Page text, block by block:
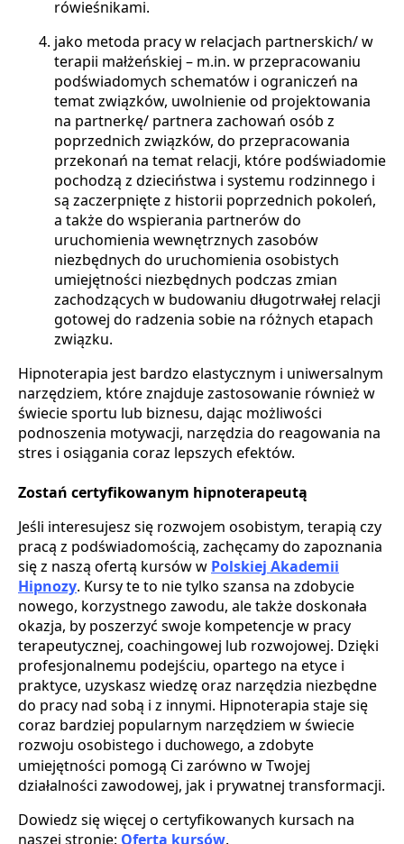
rówieśnikami.
jako metoda pracy w relacjach partnerskich/ w
terapii małżeńskiej – m.in. w przepracowaniu
podświadomych schematów i ograniczeń na
temat związków, uwolnienie od projektowania
na partnerkę/ partnera zachowań osób z
poprzednich związków, do przepracowania
przekonań na temat relacji, które podświadomie
pochodzą z dzieciństwa i systemu rodzinnego i
są zaczerpnięte z historii poprzednich pokoleń,
a także do wspierania partnerów do
uruchomienia wewnętrznych zasobów
niezbędnych do uruchomienia osobistych
umiejętności niezbędnych podczas zmian
zachodzących w budowaniu długotrwałej relacji
gotowej do radzenia sobie na różnych etapach
związku.
Hipnoterapia jest bardzo elastycznym i uniwersalnym
narzędziem, które znajduje zastosowanie również w
świecie sportu lub biznesu, dając możliwości
podnoszenia motywacji, narzędzia do reagowania na
stres i osiągania coraz lepszych efektów.
Zostań certyfikowanym hipnoterapeutą
Jeśli interesujesz się rozwojem osobistym, terapią czy
pracą z podświadomością, zachęcamy do zapoznania
się z naszą ofertą kursów w Polskiej Akademii
Hipnozy. Kursy te to nie tylko szansa na zdobycie
nowego, korzystnego zawodu, ale także doskonała
okazja, by poszerzyć swoje kompetencje w pracy
terapeutycznej, coachingowej lub rozwojowej. Dzięki
profesjonalnemu podejściu, opartego na etyce i
praktyce, uzyskasz wiedzę oraz narzędzia niezbędne
do pracy nad sobą i z innymi. Hipnoterapia staje się
coraz bardziej popularnym narzędziem w świecie
rozwoju osobistego ​ i duchowego, a zdobyte
umiejętności pomogą Ci zarówno w Twojej
działalności zawodowej, jak i prywatnej transformacji.
Dowiedz się więcej o certyfikowanych kursach na
naszej stronie: Oferta kursów.